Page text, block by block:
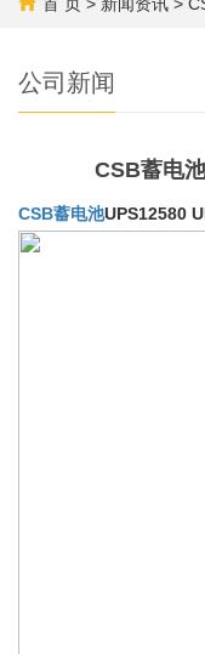
公司新闻
CSB蓄电
CSB蓄电池UPS12580